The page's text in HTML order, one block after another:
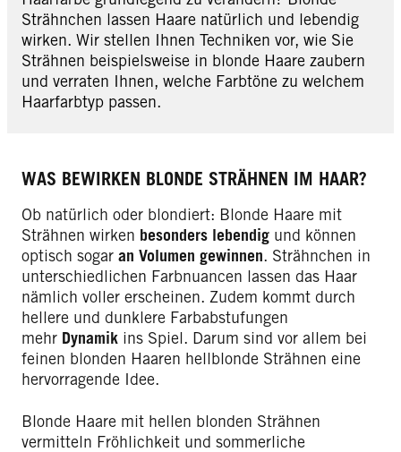
Strähnchen lassen Haare natürlich und lebendig
wirken. Wir stellen Ihnen Techniken vor, wie Sie
Strähnen beispielsweise in blonde Haare zaubern
und verraten Ihnen, welche Farbtöne zu welchem
Haarfarbtyp passen.
WAS BEWIRKEN BLONDE STRÄHNEN IM HAAR?
Ob natürlich oder blondiert: Blonde Haare mit
Strähnen wirken besonders lebendig und können
optisch sogar an Volumen gewinnen. Strähnchen in
unterschiedlichen Farbnuancen lassen das Haar
nämlich voller erscheinen. Zudem kommt durch
hellere und dunklere Farbabstufungen
mehr Dynamik ins Spiel. Darum sind vor allem bei
feinen blonden Haaren hellblonde Strähnen eine
hervorragende Idee.
Blonde Haare mit hellen blonden Strähnen
vermitteln Fröhlichkeit und sommerliche